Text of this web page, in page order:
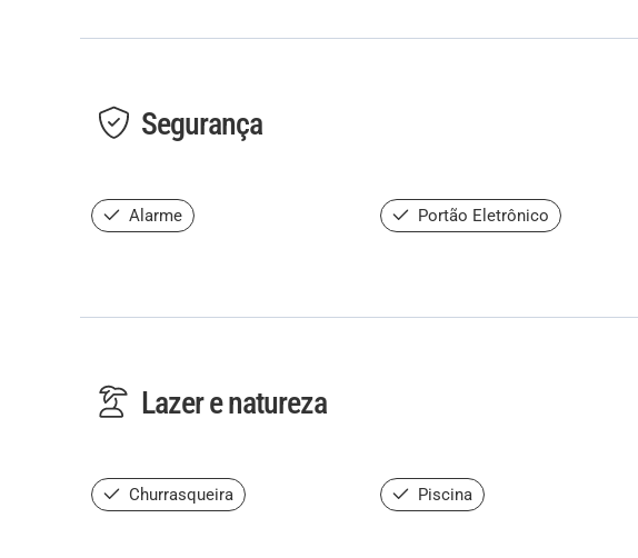
Segurança
Alarme Portão Eletrônico
Lazer e natureza
Churrasqueira Piscina